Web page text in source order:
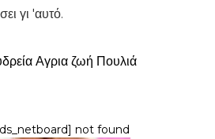
γι 'αυτό.
Αγρια ζωή Πουλιά
not found